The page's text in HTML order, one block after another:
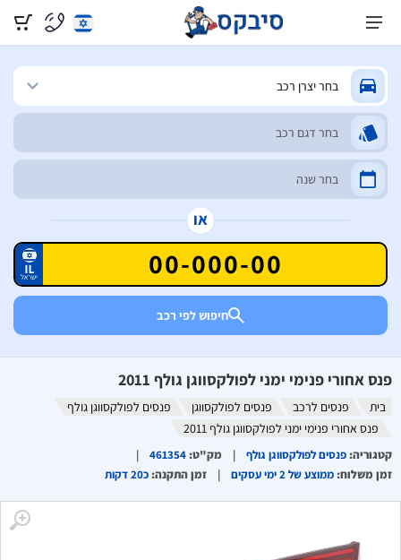
או
חיפוש לפי רכב
פנס אחורי פנימי ימני לפולקסווגן גולף 2011
בית פנסים לרכב פנסים לפולקסווגן
פנסים לפולקסווגן גולף
פנס אחורי פנימי ימני לפולקסווגן גולף 2011
קטגוריה:פנסים לפולקסווגן גולף מק"ט:
זמן משלוח:ממוצע של 2 ימי עסקים זמן התקנה:כ20 דקות